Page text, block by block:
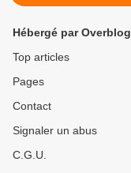
Hébergé par Overblog
Top articles
Pages
Contact
Signaler un abus
C.G.U.